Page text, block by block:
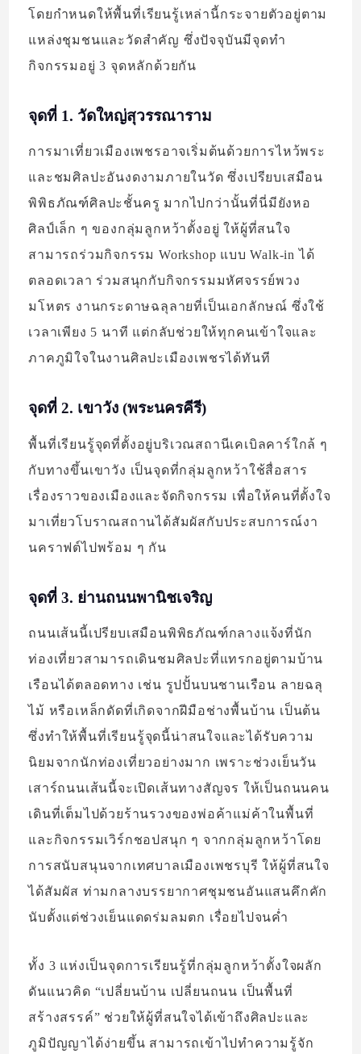
โดยกำหนดให้พื้นที่เรียนรู้เหล่านี้กระจายตัวอยู่ตาม
แหล่งชุมชนและวัดสำคัญ ซึ่งปัจจุบันมีจุดทำ
กิจกรรมอยู่ 3 จุดหลักด้วยกัน
จุดที่ 1. วัดใหญ่สุวรรณาราม
การมาเที่ยวเมืองเพชรอาจเริ่มต้นด้วยการไหว้พระ
และชมศิลปะอันงดงามภายในวัด ซึ่งเปรียบเสมือน
พิพิธภัณฑ์ศิลปะชั้นครู มากไปกว่านั้นที่นี่มียังหอ
ศิลป์เล็ก ๆ ของกลุ่มลูกหว้าตั้งอยู่ ให้ผู้ที่สนใจ
สามารถร่วมกิจกรรม Workshop แบบ Walk-in ได้
ตลอดเวลา ร่วมสนุกกับกิจกรรมมหัศจรรย์พวง
มโหตร งานกระดาษฉลุลายที่เป็นเอกลักษณ์ ซึ่งใช้
เวลาเพียง 5 นาที แต่กลับช่วยให้ทุกคนเข้าใจและ
ภาคภูมิใจในงานศิลปะเมืองเพชรได้ทันที
จุดที่ 2. เขาวัง (พระนครคีรี)
พื้นที่เรียนรู้จุดที่ตั้งอยู่บริเวณสถานีเคเบิลคาร์ใกล้ ๆ
กับทางขึ้นเขาวัง เป็นจุดที่กลุ่มลูกหว้าใช้สื่อสาร
เรื่องราวของเมืองและจัดกิจกรรม เพื่อให้คนที่ตั้งใจ
มาเที่ยวโบราณสถานได้สัมผัสกับประสบการณ์งา
นคราฟต์ไปพร้อม ๆ กัน
จุดที่ 3. ย่านถนนพานิชเจริญ
ถนนเส้นนี้เปรียบเสมือนพิพิธภัณฑ์กลางแจ้งที่นัก
ท่องเที่ยวสามารถเดินชมศิลปะที่แทรกอยู่ตามบ้าน
เรือนได้ตลอดทาง เช่น รูปปั้นบนชานเรือน ลายฉลุ
ไม้ หรือเหล็กดัดที่เกิดจากฝีมือช่างพื้นบ้าน เป็นต้น
ซึ่งทำให้พื้นที่เรียนรู้จุดนี้น่าสนใจและได้รับความ
นิยมจากนักท่องเที่ยวอย่างมาก เพราะช่วงเย็นวัน
เสาร์ถนนเส้นนี้จะเปิดเส้นทางสัญจร ให้เป็นถนนคน
เดินที่เต็มไปด้วยร้านรวงของพ่อค้าแม่ค้าในพื้นที่
และกิจกรรมเวิร์กชอปสนุก ๆ จากกลุ่มลูกหว้าโดย
การสนับสนุนจากเทศบาลเมืองเพชรบุรี ให้ผู้ที่สนใจ
ได้สัมผัส ท่ามกลางบรรยากาศชุมชนอันแสนคึกคัก
นับตั้งแต่ช่วงเย็นแดดร่มลมตก เรื่อยไปจนค่ำ
ทั้ง 3 แห่งเป็นจุดการเรียนรู้ที่กลุ่มลูกหว้าตั้งใจผลัก
ดันแนวคิด “เปลี่ยนบ้าน เปลี่ยนถนน เป็นพื้นที่
สร้างสรรค์” ช่วยให้ผู้ที่สนใจได้เข้าถึงศิลปะและ
ภูมิปัญญาได้ง่ายขึ้น สามารถเข้าไปทำความรู้จัก